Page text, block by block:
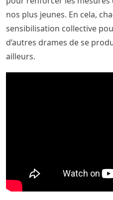
nos plus jeunes. En cela,
sensibilisation collective
d’autres drames de se
ailleurs.